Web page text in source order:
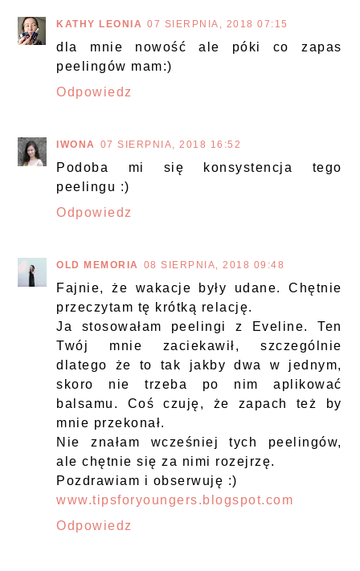
KATHY LEONIA 07 SIERPNIA, 2018 07:15
dla mnie nowość ale póki co zapas
peelingów mam:)
Odpowiedz
IWONA 07 SIERPNIA, 2018 16:52
Podoba mi się konsystencja tego
peelingu :)
Odpowiedz
OLD MEMORIA 08 SIERPNIA, 2018 09:48
Fajnie, że wakacje były udane. Chętnie
przeczytam tę krótką relację.
Ja stosowałam peelingi z Eveline. Ten
Twój mnie zaciekawił, szczególnie
dlatego że to tak jakby dwa w jednym,
skoro nie trzeba po nim aplikować
balsamu. Coś czuję, że zapach też by
mnie przekonał.
Nie znałam wcześniej tych peelingów,
ale chętnie się za nimi rozejrzę.
Pozdrawiam i obserwuję :)
www.tipsforyoungers.blogspot.com
Odpowiedz